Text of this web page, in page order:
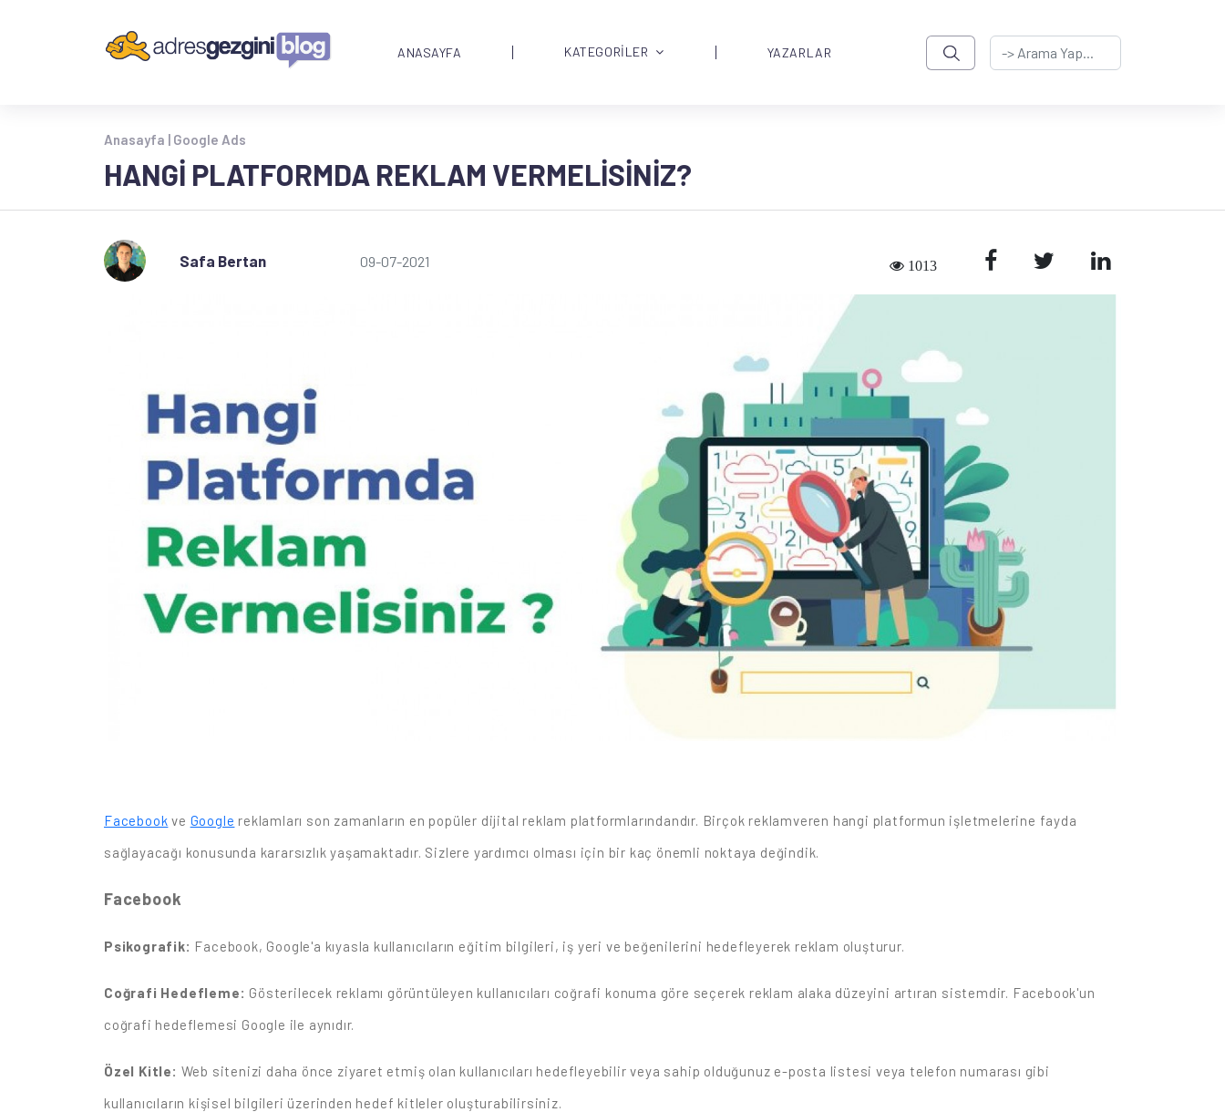
ANASAYFA KATEGORİLER YAZARLAR
Anasayfa | Google Ads
HANGI PLATFORMDA REKLAM VERMELISINIZ?
Safa Bertan 09-07-2021 1013
Facebook ve Google reklamları son zamanların en popüler dijital reklam platformlarındandır. Birçok reklamveren hangi platformun işletmelerine fayda
sağlayacağı konusunda kararsızlık yaşamaktadır. Sizlere yardımcı olması için bir kaç önemli noktaya değindik.
Facebook
Psikografik: Facebook, Google'a kıyasla kullanıcıların eğitim bilgileri, iş yeri ve beğenilerini hedefleyerek reklam oluşturur.
Coğrafi Hedefleme: Gösterilecek reklamı görüntüleyen kullanıcıları coğrafi konuma göre seçerek reklam alaka düzeyini artıran sistemdir. Facebook'un
coğrafi hedeflemesi Google ile aynıdır.
Özel Kitle: Web sitenizi daha önce ziyaret etmiş olan kullanıcıları hedefleyebilir veya sahip olduğunuz e-posta listesi veya telefon numarası gibi
kullanıcıların kişisel bilgileri üzerinden hedef kitleler oluşturabilirsiniz.